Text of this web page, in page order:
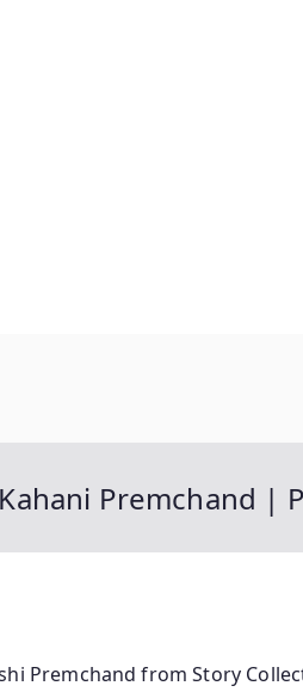
Premchand |
Premchand from Story